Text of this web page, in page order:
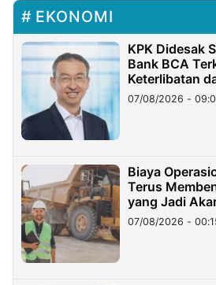
EKONOMI
KPK Didesak
Bank BCA
Keterlibatan
Hilangnya
Miliar
07/08/2026 -
Biaya
Terus
yang Jadi
07/08/2026 -